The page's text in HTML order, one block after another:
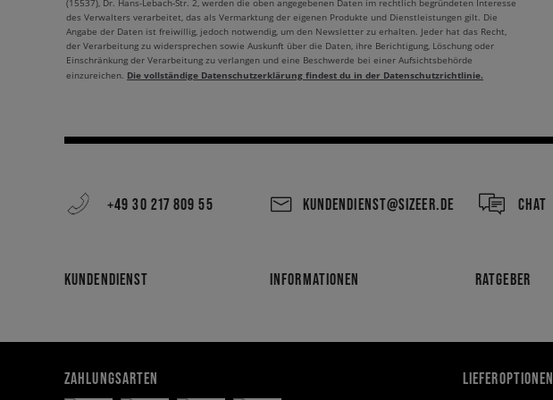
(15537), Dr. Hans-Lebach-Str. 2, werden die oben angegebenen Daten im rechtlich begründeten Interesse
des Verwalters verarbeitet, das als Vermarktung der eigenen Produkte und Dienstleistungen gilt. Die
Angabe der Daten ist freiwillig, jedoch notwendig, um den Newsletter zu erhalten. Jeder hat das Recht,
der Verarbeitung zu widersprechen sowie Auskunft über die Daten, ihre Berichtigung, Löschung oder
Einschränkung der Verarbeitung zu verlangen und eine Beschwerde bei einer Aufsichtsbehörde
einzureichen. Die vollständige Datenschutzerklärung findest du in der Datenschutzrichtlinie.
+49 30 217 809 55 KUNDENDIENST@SIZEER.DE CHAT
KUNDENDIENST INFORMATIONEN RATGEBER
ZAHLUNGSARTEN LIEFEROPTIONEN